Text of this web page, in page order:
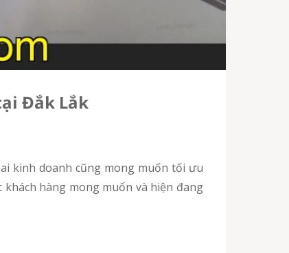
Đắk Lắk
hàng mong muốn và hiện đang